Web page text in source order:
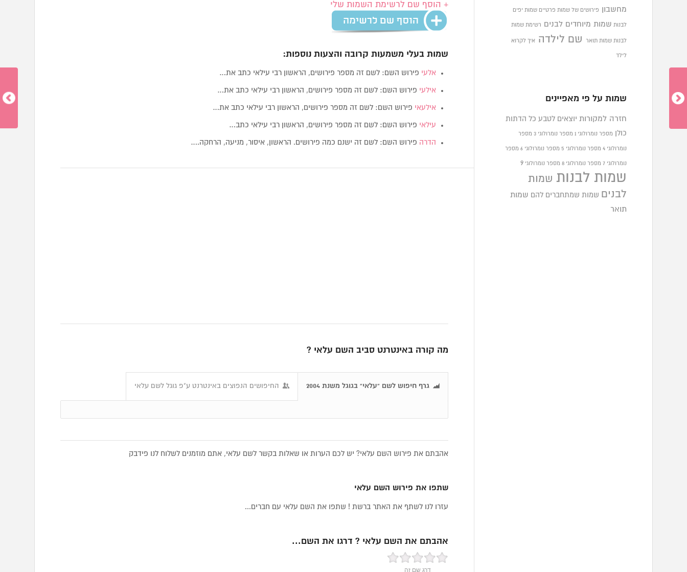
+ הוסף שם לרשימת השמות שלי
שמות בעלי משמעות קרובה והצעות נוספות:
אלעי פירוש השם: לשם זה מספר פירושים, הראשון רבי עילאי כתב את…
אילעי פירוש השם: לשם זה מספר פירושים, הראשון רבי עילאי כתב את…
אילעאי פירוש השם: לשם זה מספר פירושים, הראשון רבי עילאי כתב את…
עילאי פירוש השם: לשם זה מספר פירושים, הראשון רבי עילאי כתב…
הדרה פירוש השם: לשם זה ישנם כמה פירושים. הראשון, איסור, מניעה, הרחקה.…
מה קורה באינטרנט סביב השם עלאי ?
גרף חיפוש לשם "עלאי" בגוגל משנת 2004 החיפושים הנפוצים באינטרנט ע"פ גוגל לשם עלאי
אהבתם את פירוש השם עלאי? יש לכם הערות או שאלות בקשר לשם עלאי, אתם מוזמנים לשלוח לנו פידבק
שתפו את פירוש השם עלאי
עזרו לנו לשתף את האתר ברשת ! שתפו את השם עלאי עם חברים...
אהבתם את השם עלאי ? דרגו את השם...
דרג שם זה
מחשבון פירושים של שמות פרטיים שמות יפים
לבנות שמות מיוחדים לבנים רשימת שמות
לבנות שמות תואר שם לילדה איך לקרוא
לילד
שמות על פי מאפיינים
חזרה למקורות יוצאים לטבע כל הדתות
כולן מספר נומרולוגי 1 מספר נומרולוגי 3 מספר
נומרולוגי 4 מספר נומרולוגי 5 מספר נומרולוגי 6 מספר
נומרולוגי 7 מספר נומרולוגי 8 מספר נומרולוגי9
שמות לבנות שמות
לבנים
שמות שמתחברים להם שמות
תואר